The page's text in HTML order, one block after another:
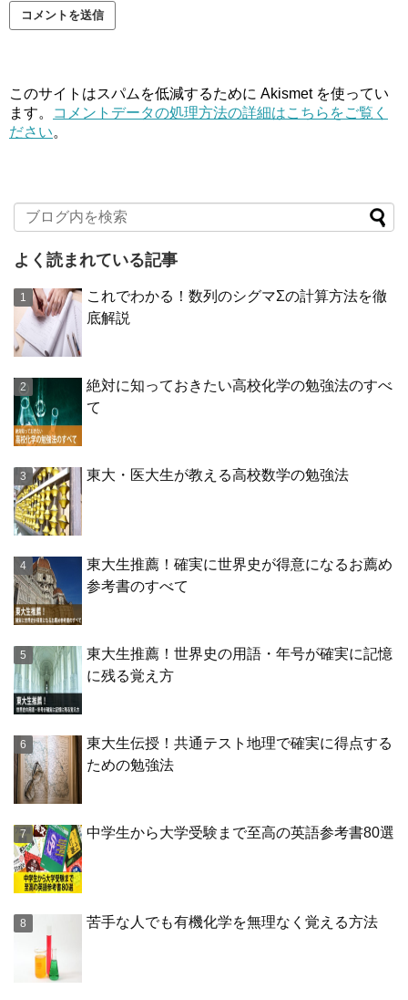
このサイトはスパムを低減するために Akismet を使ってい
ます。
コメントデータの処理方法の詳細はこちらをご覧く
ださい。
よく読まれている記事
これでわかる！数列のシグマΣの計算方法を徹
底解説
絶対に知っておきたい高校化学の勉強法のすべ
て
東大・医大生が教える高校数学の勉強法
東大生推薦！確実に世界史が得意になるお薦め
参考書のすべて
東大生推薦！世界史の用語・年号が確実に記憶
に残る覚え方
東大生伝授！共通テスト地理で確実に得点する
ための勉強法
中学生から大学受験まで至高の英語参考書80選
苦手な人でも有機化学を無理なく覚える方法